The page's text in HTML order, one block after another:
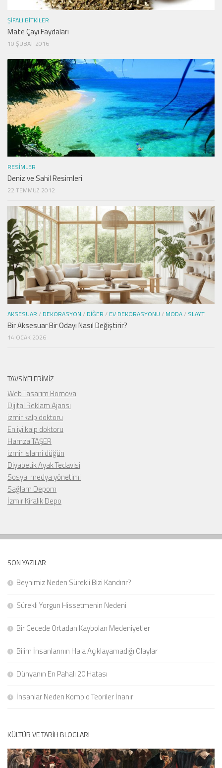
ŞIFALI BITKILER
Mate Çayı Faydaları
10 ŞUBAT 2016
RESIMLER
Deniz ve Sahil Resimleri
22 TEMMUZ 2012
AKSESUAR / DEKORASYON / DIĞER / EV DEKORASYONU / MODA/ SLAYT
Bir Aksesuar Bir Odayı Nasıl Değiştirir?
14 OCAK 2026
TAVSIYELERIMIZ
Web Tasarım Bornova
Dijital Reklam Ajansı
izmir kalp doktoru
En iyi kalp doktoru
Hamza TAŞER
izmir islami düğün
Diyabetik Ayak Tedavisi
Sosyal medya yönetimi
Sağlam Depom
İzmir Kiralık Depo
SON YAZILAR
Beynimiz Neden Sürekli Bizi Kandırır?
Sürekli Yorgun Hissetmenin Nedeni
Bir Gecede Ortadan Kaybolan Medeniyetler
Bilim İnsanlarının Hala Açıklayamadığı Olaylar
Dünyanın En Pahalı 20 Hatası
İnsanlar Neden Komplo Teoriler İnanır
KÜLTÜR VE TARIH BLOGLARI